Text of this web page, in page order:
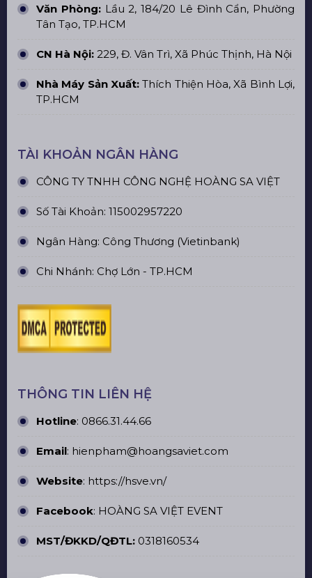
Văn Phòng:Lầu 2, 184/20 Lê Đình Cẩn, Phường
Tân Tạo, TP.HCM
CN Hà Nội: 229, Đ. Vân Trì, Xã Phúc Thịnh, Hà Nội
Nhà Máy Sản Xuất: Thích Thiện Hòa, Xã Bình Lợi,
TP.HCM
TÀI KHOẢN NGÂN HÀNG
CÔNG TY TNHH CÔNG NGHỆ HOÀNG SA VIỆT
Số Tài Khoản: 115002957220
Ngân Hàng: Công Thương (Vietinbank)
Chi Nhánh: Chợ Lớn - TP.HCM
THÔNG TIN LIÊN HỆ
Hotline: 0866.31.44.66
Email: hienpham@hoangsaviet.com
Website: https://hsve.vn/
Facebook: HOÀNG SA VIỆT EVENT
MST/ĐKKD/QĐTL: 0318160534